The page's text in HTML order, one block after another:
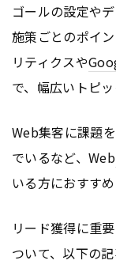
ゴールの設定や
施策ごとのポイ
リティクスや
で、幅広いトピッ
Web集客に課題
でいるなど、Web
いる方におすすめ
リード獲得に重
ついて、以下の